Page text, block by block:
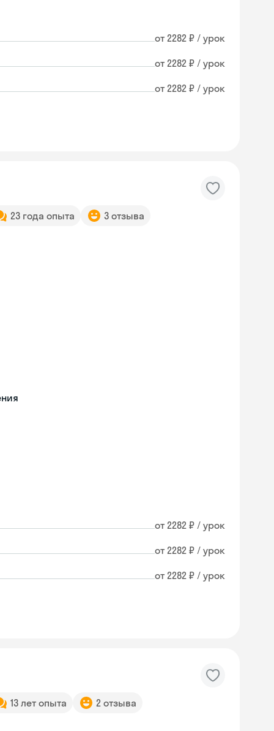
от 2282 ₽ / урок
от 2282 ₽ / урок
от 2282 ₽ / урок
23 года опыта 3 отзыва
от 2282 ₽ / урок
от 2282 ₽ / урок
от 2282 ₽ / урок
13 лет опыта 2 отзыва